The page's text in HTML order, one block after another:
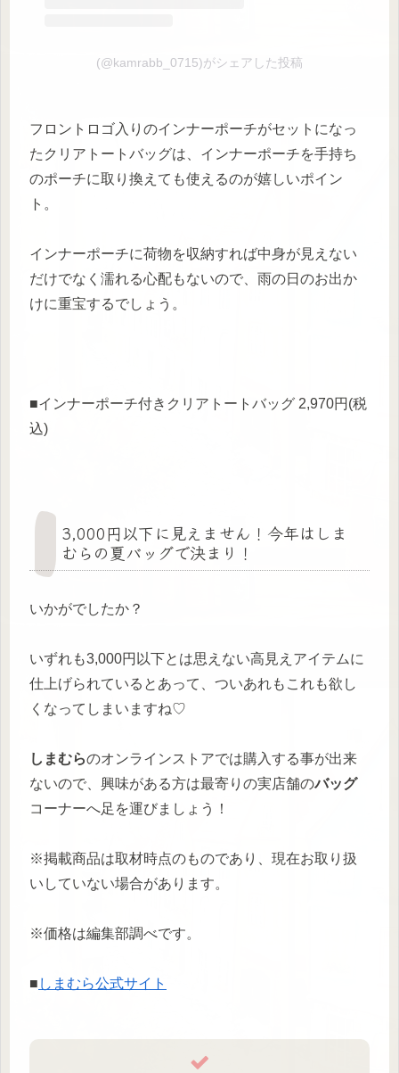
(@kamrabb_0715)がシェアした投稿
フロントロゴ入りのインナーポーチがセットになっ
たクリアトートバッグは、インナーポーチを手持ち
のポーチに取り換えても使えるのが嬉しいポイン
ト。
インナーポーチに荷物を収納すれば中身が見えない
だけでなく濡れる心配もないので、雨の日のお出か
けに重宝するでしょう。
■インナーポーチ付きクリアトートバッグ 2,970円(税
込)
3,000円以下に見えません！今年はしま
むらの夏バッグで決まり！
いかがでしたか？
いずれも3,000円以下とは思えない高見えアイテムに
仕上げられているとあって、ついあれもこれも欲し
くなってしまいますね♡
しまむらのオンラインストアでは購入する事が出来
ないので、興味がある方は最寄りの実店舗のバッグ
コーナーへ足を運びましょう！
※掲載商品は取材時点のものであり、現在お取り扱
いしていない場合があります。
※価格は編集部調べです。
■ しまむら公式サイト